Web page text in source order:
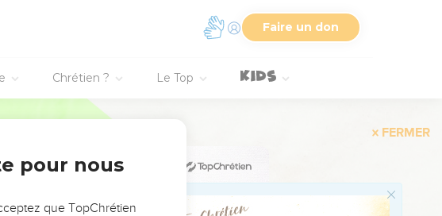
Faire un don
Chrétien ? Le Top
m'attendre à quelque pitié.
30).
pour nous
que TopChrétien